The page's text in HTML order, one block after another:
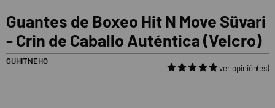
Guantes de Boxeo Hit N Move Süvari
- Crin de Caballo Auténtica (Velcro)
GUHITNEHO
ver opinión(es)